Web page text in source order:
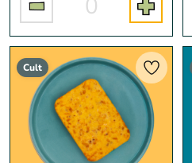
0
Cult